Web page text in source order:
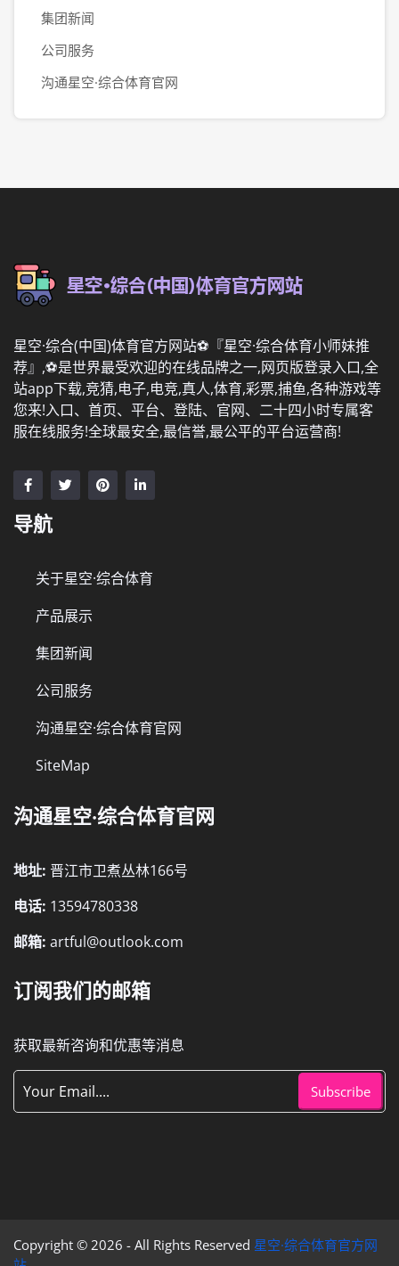
集团新闻
公司服务
沟通星空·综合体育官网
星空·综合(中国)体育官方网站⚽️『星空·综合体育小师妹推
荐』,⚽️是世界最受欢迎的在线品牌之一,网页版登录入口,全
站app下载,竞猜,电子,电竞,真人,体育,彩票,捕鱼,各种游戏等
您来!入口、首页、平台、登陆、官网、二十四小时专属客
服在线服务!全球最安全,最信誉,最公平的平台运营商!
导航
关于星空·综合体育
产品展示
集团新闻
公司服务
沟通星空·综合体育官网
SiteMap
沟通星空·综合体育官网
地址: 晋江市卫煮丛林166号
电话: 13594780338
邮箱: artful@outlook.com
订阅我们的邮箱
获取最新咨询和优惠等消息
Subscribe
Copyright © 2026 - All Rights Reserved 星空·综合体育官方网